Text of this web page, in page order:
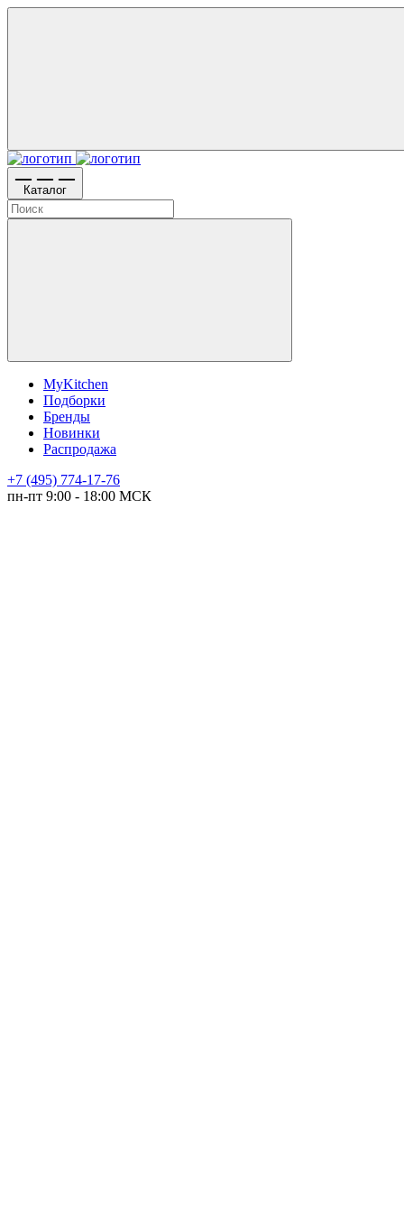
Каталог
MyKitchen
Подборки
Бренды
Новинки
Распродажа
+7 (495) 774-17-76
пн-пт 9:00 - 18:00 МСК